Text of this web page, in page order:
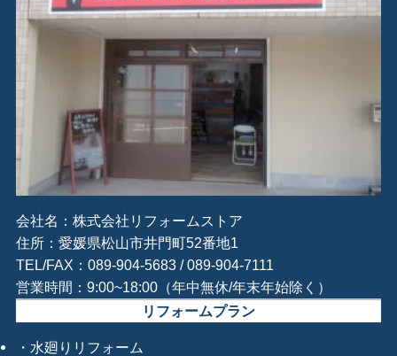
会社名：株式会社リフォームストア
住所：愛媛県松山市井門町52番地1
TEL/FAX：089-904-5683 / 089-904-7111
営業時間：9:00~18:00（年中無休/年末年始除く）
リフォームプラン
水廻りリフォーム